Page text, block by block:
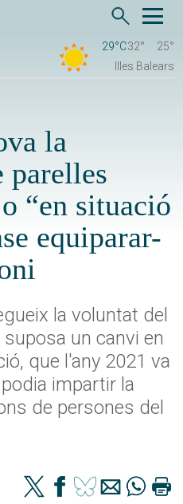
29°C32°
25°
Illes Balears
la
parelles
“en situació
equiparar-
la voluntat del
un canvi en
que l'any 2021 va
impartir la
de persones del